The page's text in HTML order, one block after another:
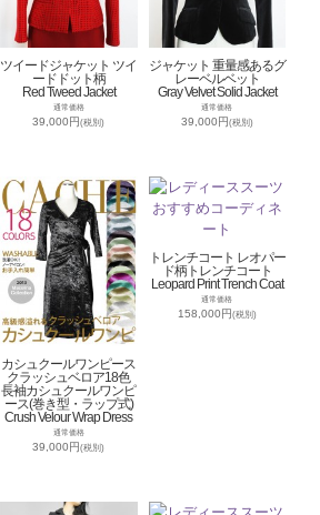
ツイードジャケット ツイ
ードドット柄
Red Tweed Jacket
通常価格
39,000円(税別)
ジャケット 重量感あるグ
レーベルベット
Gray Velvet Solid Jacket
通常価格
39,000円(税別)
カシュクールワンピース
クラッシュベロア18色
長袖カシュクールワンピ
ース(巻き型・ラップ式)
Crush Velour Wrap Dress
通常価格
39,000円(税別)
トレンチコート レオパー
ド柄トレンチコート
Leopard Print Trench Coat
通常価格
158,000円(税別)